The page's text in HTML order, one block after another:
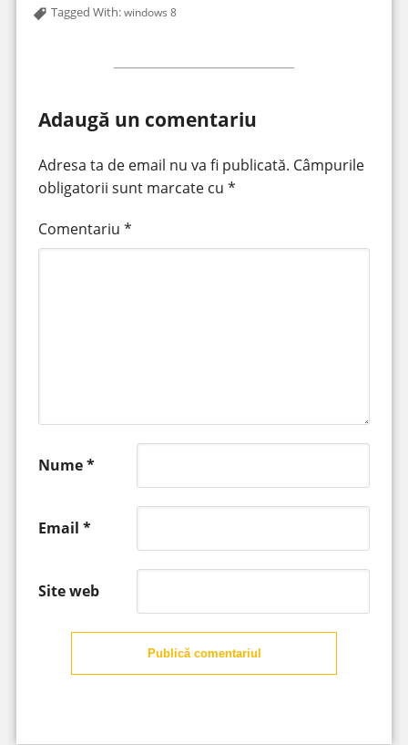
Tagged With:windows 8
Adaugă un comentariu
Adresa ta de email nu va fi publicată. Câmpurile
obligatorii sunt marcate cu *
Comentariu *
Nume*
Email *
Site web
Publică comentariul